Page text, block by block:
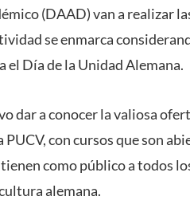
(DAAD) van a realizar
se enmarca
el Día de la Unidad Alemana.
dar a conocer la valiosa
con cursos que son
como público a todos
alemana.